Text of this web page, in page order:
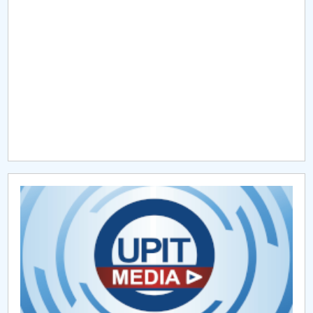
Chestionar angajabilitate ALUMNI – UPB
CAR2026
MENIU CANTINA
Hotărâri Senat din 29 martie 2021
Hotărâri Senat din 19 februarie 2021